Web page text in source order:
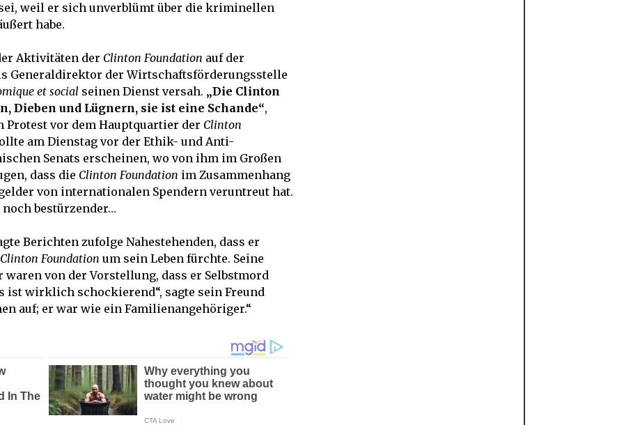
sei, weil er sich unverblümt über die kriminellen
habe.
Aktivitäten der Clinton Foundation auf der
Generaldirektor der Wirtschaftsförderungsstelle
et social seinen Dienst versah. „Die Clinton
Dieben und Lügnern, sie ist eine Schande“,
Protest vor dem Hauptquartier der Clinton
am Dienstag vor der Ethik- und Anti-
Senats erscheinen, wo von ihm im Großen
dass die Clinton Foundation im Zusammenhang
von internationalen Spendern veruntreut hat.
bestürzender…
Berichten zufolge Nahestehenden, dass er
Clinton Foundation um sein Leben fürchte. Seine
waren von der Vorstellung, dass er Selbstmord
ist wirklich schockierend“, sagte sein Freund
auf; er war wie ein Familienangehöriger.“